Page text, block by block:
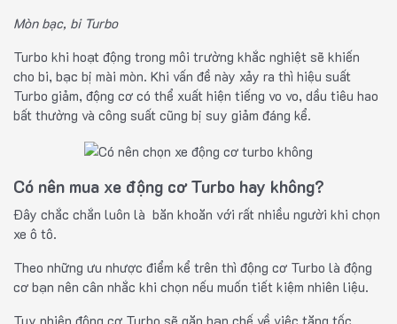
Mòn bạc, bi Turbo
Turbo khi hoạt động trong môi trường khắc nghiệt sẽ khiến
cho bi, bạc bị mài mòn. Khi vấn đề này xảy ra thì hiệu suất
Turbo giảm, động cơ có thể xuất hiện tiếng vo vo, dầu tiêu hao
bất thường và công suất cũng bị suy giảm đáng kể.
Có nên mua xe động cơ Turbo hay không?
Đây chắc chắn luôn là băn khoăn với rất nhiều người khi chọn
xe ô tô.
Theo những ưu nhược điểm kể trên thì động cơ Turbo là động
cơ bạn nên cân nhắc khi chọn nếu muốn tiết kiệm nhiên liệu.
Tuy nhiên động cơ Turbo sẽ gặp hạn chế về việc tăng tốc